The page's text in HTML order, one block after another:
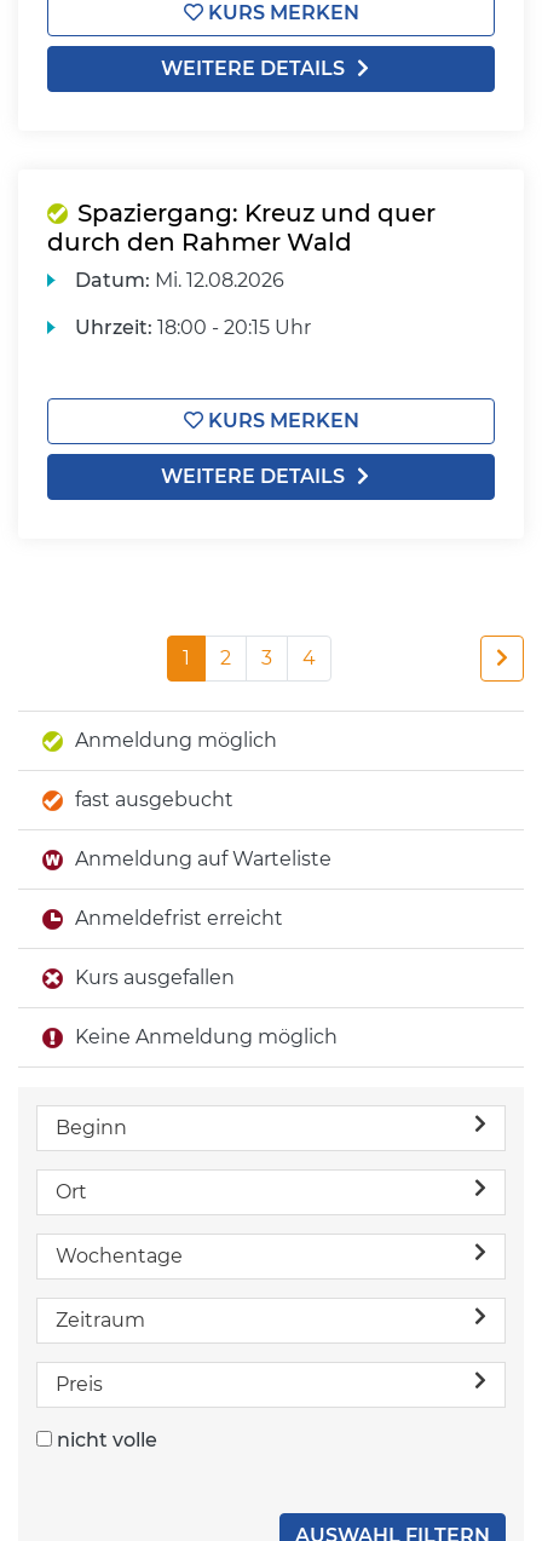
KURS MERKEN
WEITERE DETAILS
Spaziergang: Kreuz und quer
durch den Rahmer Wald
Datum: Mi. 12.08.2026
Uhrzeit: 18:00 - 20:15 Uhr
KURS MERKEN
WEITERE DETAILS
1 2 3 4
Anmeldung möglich
fast ausgebucht
Anmeldung auf Warteliste
Anmeldefrist erreicht
Kurs ausgefallen
Keine Anmeldung möglich
Beginn
Ort
Wochentage
Zeitraum
Preis
nicht volle